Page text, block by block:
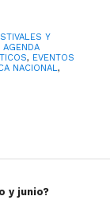
Y
AGENDA
, EVENTOS
NACIONAL,
y junio?